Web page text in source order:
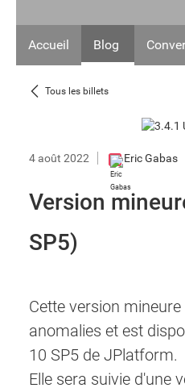
Accueil Blog
Tous les billets
4 août 2022 Eric Gabas
Version
SP5)
Cette version
anomalies et est
10 SP5 de JPlatform.
Elle sera suivie d'une